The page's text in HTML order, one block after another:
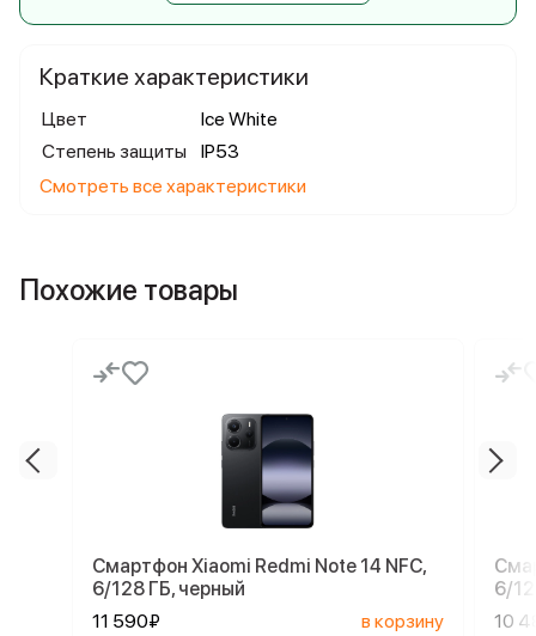
Краткие характеристики
Цвет
Ice White
Степень защиты
IP53
Смотреть все характеристики
Похожие товары
Смартфон Xiaomi Redmi Note 14 NFC,
6/128 ГБ, черный
11 590₽
в корзину
6/
10